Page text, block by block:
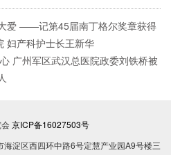
爱 ——记第45届南丁格尔奖章获得
妇产科护士长王新华
广州军区武汉总医院政委刘铁桥被
京ICP备16027503号
淀区西四环中路6号定慧产业园A9号楼三